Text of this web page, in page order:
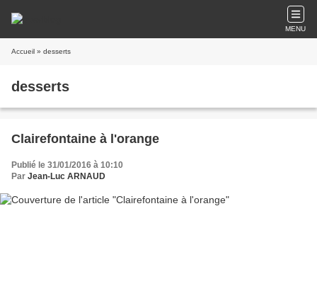
MENU
Accueil » desserts
desserts
Clairefontaine à l'orange
Publié le 31/01/2016 à 10:10
Par Jean-Luc ARNAUD